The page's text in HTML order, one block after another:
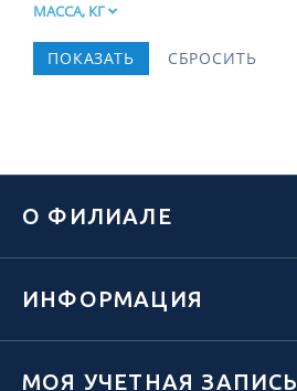
МАССА, КГ
О ФИЛИАЛЕ
ИНФОРМАЦИЯ
МОЯ УЧЕТНАЯ ЗАПИСЬ